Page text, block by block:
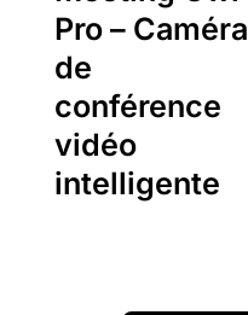
Pro – Caméra
de
conférence
vidéo
intelligente